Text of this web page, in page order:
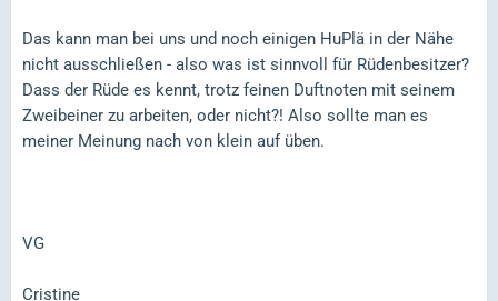
Das kann man bei uns und noch einigen HuPlä in der Nähe
nicht ausschließen - also was ist sinnvoll für Rüdenbesitzer?
Dass der Rüde es kennt, trotz feinen Duftnoten mit seinem
Zweibeiner zu arbeiten, oder nicht?! Also sollte man es
meiner Meinung nach von klein auf üben.
VG
Cristine